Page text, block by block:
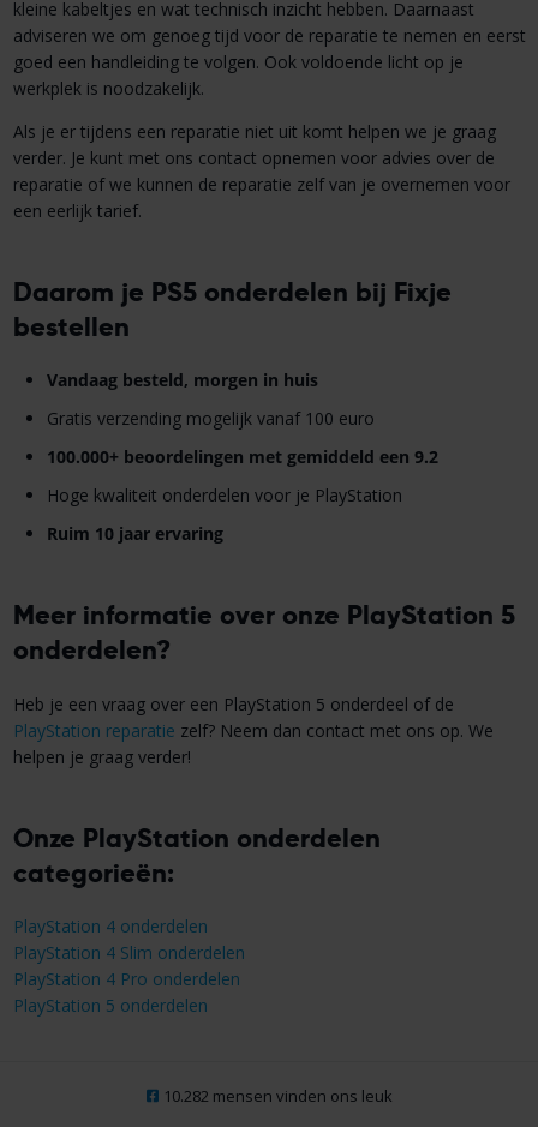
kleine kabeltjes en wat technisch inzicht hebben. Daarnaast
adviseren we om genoeg tijd voor de reparatie te nemen en eerst
goed een handleiding te volgen. Ook voldoende licht op je
werkplek is noodzakelijk.
Als je er tijdens een reparatie niet uit komt helpen we je graag
verder. Je kunt met ons contact opnemen voor advies over de
reparatie of we kunnen de reparatie zelf van je overnemen voor
een eerlijk tarief.
Daarom je PS5 onderdelen bij Fixje
bestellen
Vandaag besteld, morgen in huis
Gratis verzending mogelijk vanaf 100 euro
100.000+ beoordelingen met gemiddeld een 9.2
Hoge kwaliteit onderdelen voor je PlayStation
Ruim 10 jaar ervaring
Meer informatie over onze PlayStation 5
onderdelen?
Heb je een vraag over een PlayStation 5 onderdeel of de
PlayStation reparatie zelf? Neem dan contact met ons op. We
helpen je graag verder!
Onze PlayStation onderdelen
categorieën:
PlayStation 4 onderdelen
PlayStation 4 Slim onderdelen
PlayStation 4 Pro onderdelen
PlayStation 5 onderdelen
10.282 mensen vinden ons leuk